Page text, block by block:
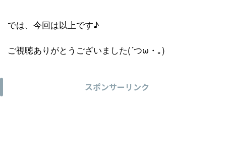
では、今回は以上です♪
ご視聴ありがとうございました(´つω・｡)
スポンサーリンク